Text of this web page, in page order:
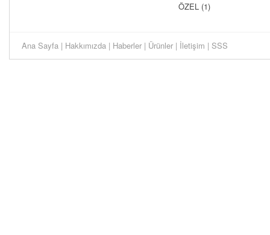
ÖZEL (1)
Ana Sayfa | Hakkımızda | Haberler | Ürünler | İletişim | SSS